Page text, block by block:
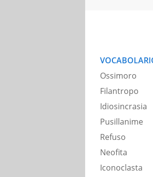
Ossimoro
Filantropo
Idiosincrasia
Pusillanime
Refuso
Neofita
Iconoclasta